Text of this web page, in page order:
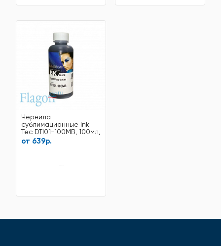
Чернила
сублимационные Ink
Tec DTI01-100MB, 100мл,
Black
от 639р.